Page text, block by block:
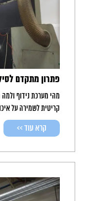
פתרון מתקדם
מהי מערכת נידוף
קריטית לשמירה על
קרא עוד >>